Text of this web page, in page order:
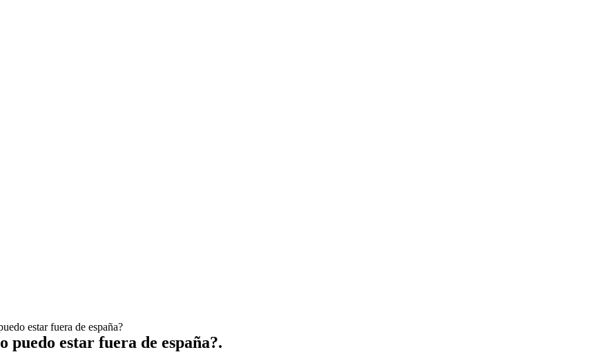
estar fuera de españa?
puedo estar fuera de españa?.